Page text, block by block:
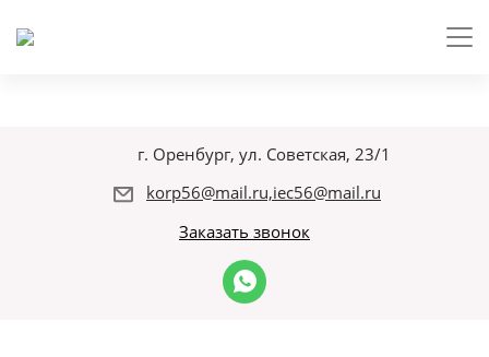
г. Оренбург, ул. Советская, 23/1
korp56@mail.ru,iec56@mail.ru
Заказать звонок